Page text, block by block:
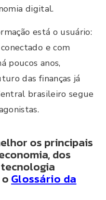
digital.
está o usuário:
e com
poucos anos,
das finanças já
brasileiro segue
os principais
dos
Glossário da